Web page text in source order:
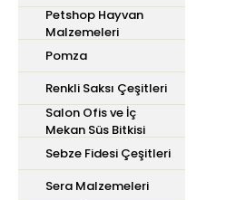
Petshop Hayvan
Malzemeleri
Pomza
Renkli Saksı Çeşitleri
Salon Ofis ve İç
Mekan Süs Bitkisi
Sebze Fidesi Çeşitleri
Sera Malzemeleri